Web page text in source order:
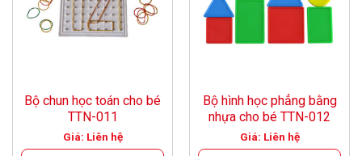
Bộ chun học toán cho bé
TTN-011
Giá: Liên hệ
Bộ hình học phẳng bằng
nhựa cho bé TTN-012
Giá: Liên hệ